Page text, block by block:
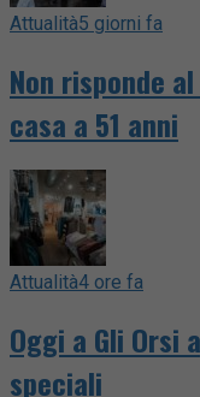
Attualità5 giorni fa
Non risponde
casa a 51 anni
Attualità4 ore fa
Oggi a Gli Orsi
speciali